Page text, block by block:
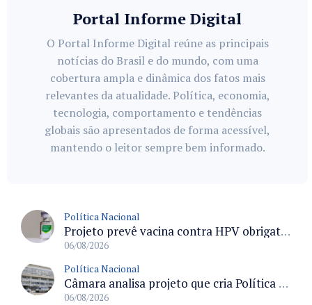
Portal Informe Digital
O Portal Informe Digital reúne as principais
notícias do Brasil e do mundo, com uma
cobertura ampla e dinâmica dos fatos mais
relevantes da atualidade. Política, economia,
tecnologia, comportamento e tendências
globais são apresentados de forma acessível,
mantendo o leitor sempre bem informado.
Política Nacional
Projeto prevê vacina contra HPV obrigatória e testes moleculares para rastreamento do câncer do colo do útero
06/08/2026
Política Nacional
Câmara analisa projeto que cria Política Nacional de Qualificação e Valorização da Preceptoria na Residência Médica
06/08/2026